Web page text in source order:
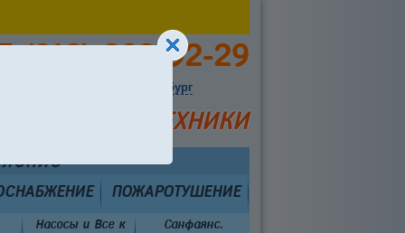
(912) 292-92-29
Екатеринбург
И САНТЕХНИКИ
ПОЖАРОТУШЕНИЕ
Насосы и Все к
Санфаянс.